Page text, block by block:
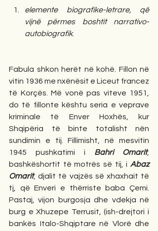
elemente biografike-letrare, që
vijnë përmes boshtit narrativo-
autobiografik.
Fabula shkon herët në kohë. Fillon në
vitin 1936 me nxënësit e Liceut francez
të Korçës. Më vonë pas viteve 1951,
do të fillonte kështu seria e veprave
kriminale të Enver Hoxhës, kur
Shqipëria të binte totalisht nën
sundimin e tij. Fillimisht, në mesvitin
1945 pushkatimi i Bahri Omarit,
bashkëshortit të motrës së tij, i Abaz
Omarit, djalit të vajzës së xhaxhait të
tj, që Enveri e thërriste baba Çemi.
Pastaj, vijon burgosja dhe vdekja në
burg e Xhuzepe Terrusit, (ish-drejtori i
bankës Italo-Shqiptare në Vlorë dhe